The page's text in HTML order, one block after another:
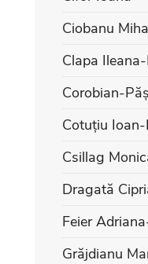
Ciobanu
Clapa
Corobian-
Cotuțiu
Csillag
Dragată
Feier
Grăjdianu